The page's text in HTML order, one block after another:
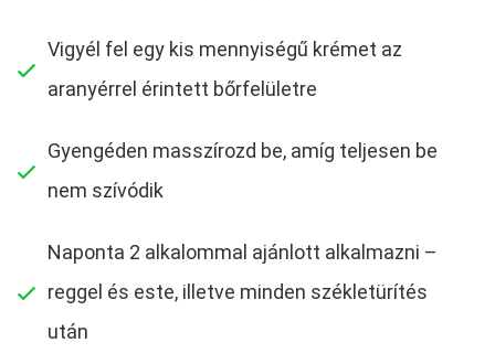
Vigyél fel egy kis mennyiségű krémet az
aranyérrel érintett bőrfelületre
Gyengéden masszírozd be, amíg teljesen be
nem szívódik
Naponta 2 alkalommal ajánlott alkalmazni –
reggel és este, illetve minden székletürítés
után